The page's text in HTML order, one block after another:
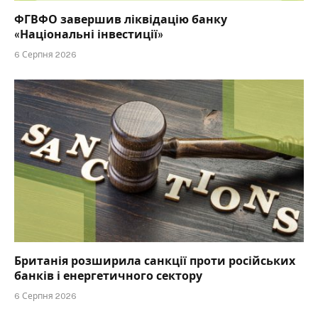
ФГВФО завершив ліквідацію банку
«Національні інвестиції»
6 Серпня 2026
Британія розширила санкції проти російських
банків і енергетичного сектору
6 Серпня 2026